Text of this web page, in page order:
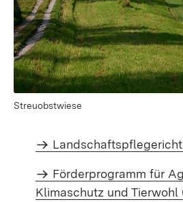
Streuobstwiese
Förderprogramm für
Klimaschutz und Tierwohl